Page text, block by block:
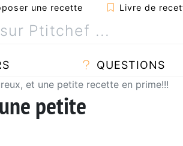
une recette Livre de
QUESTIONS
et une petite recette en prime!!!
petite